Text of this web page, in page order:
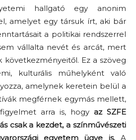
hallgató egy anonim
amelyet egy társuk írt, aki bár
a politikai rendszerrel
vállalta nevét és arcát, mert
következményeitől. Ez a szöveg
kulturális műhelyként való
amelynek keretein belül a
megférnek egymás mellett,
arra is, hogy az SZFE
csak a kezdet, a színművészeti
egyetem ügye is.A